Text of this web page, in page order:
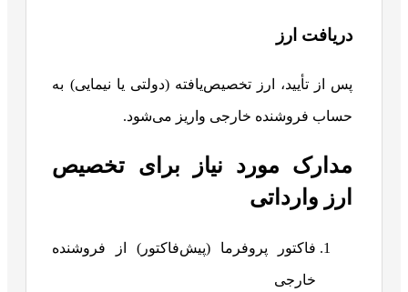
دریافت ارز
پس از تأیید، ارز تخصیص‌یافته (دولتی یا نیمایی) به
حساب فروشنده خارجی واریز می‌شود.
مدارک مورد نیاز برای تخصیص
ارز وارداتی
فاکتور پروفرما (پیش‌فاکتور) از فروشنده
خارجی